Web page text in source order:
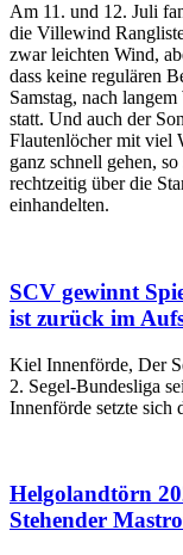
Am 11. und 12. Juli
die Villewind
zwar leichten Wind,
dass keine regulären
Samstag, nach
statt. Und auch der
Flautenlöcher mit viel
ganz schnell gehen,
rechtzeitig über die
einhandelten.
SCV gewinnt
ist zurück im
Kiel Innenförde, Der
2. Segel-Bundesliga
Innenförde setzte sich
Helgolandtörn
Stehender